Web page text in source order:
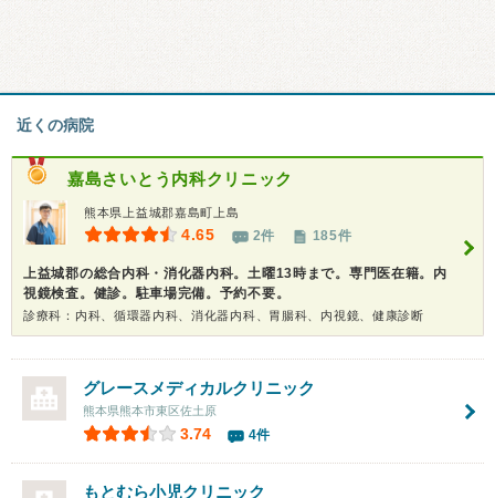
近くの病院
嘉島さいとう内科クリニック
熊本県上益城郡嘉島町上島
4.65 2件 185件
上益城郡の総合内科・消化器内科。土曜13時まで。専門医在籍。内
視鏡検査。健診。駐車場完備。予約不要。
診療科：内科、循環器内科、消化器内科、胃腸科、内視鏡、健康診断
グレースメディカルクリニック
熊本県熊本市東区佐土原
3.74 4件
もとむら小児クリニック